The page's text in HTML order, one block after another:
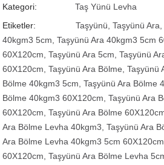
Kategori:
Taş Yünü Levha
Etiketler:
Taşyünü Taşyünü Ara
40kgm3 5cm Taşyünü Ara 40kgm3 5cm
60X120cm Taşyünü Ara 5cm Taşyünü
60X120cm Taşyünü Ara Bölme Taşyünü
Bölme 40kgm3 5cm Taşyünü Ara Bölme
Bölme 40kgm3 60X120cm Taşyünü Ara
60X120cm Taşyünü Ara Bölme
Ara Bölme Levha 40kgm3 Taşyünü Ara
Ara Bölme Levha 40kgm3 5cm 60X120cm
60X120cm Taşyünü Ara Bölme Levha